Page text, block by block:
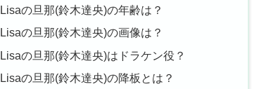
Lisaの旦那(鈴木達央)の年齢は？
Lisaの旦那(鈴木達央)の画像は？
Lisaの旦那(鈴木達央)はドラケン役？
Lisaの旦那(鈴木達央)の降板とは？